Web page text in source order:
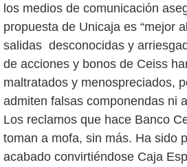
los medios de comunicación
propuesta de Unicaja es “mejor
salidas desconocidas y
de acciones y bonos de Ceiss
maltratados y menospreciados,
admiten falsas componendas ni
Los reclamos que hace Banco
toman a mofa, sin más. Ha sido
acabado convirtiéndose Caja